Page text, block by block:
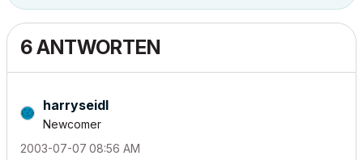
6 ANTWORTEN
harryseidl
Newcomer
‎2003-07-07 08:56 AM